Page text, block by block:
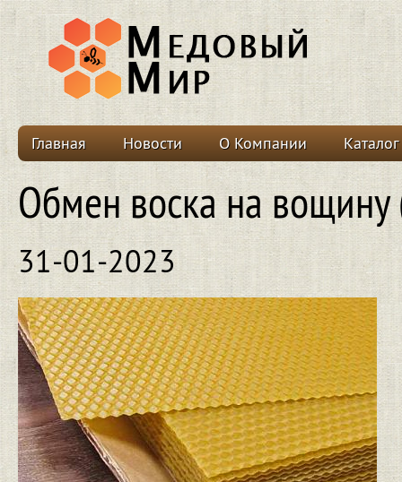
Главная Новости О Компании Каталог
Обмен воска на вощину
31-01-2023